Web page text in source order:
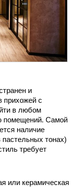
и
прихожей с
в любом
помещений. Самой
наличие
пастельных тонах)
требует
или керамическая